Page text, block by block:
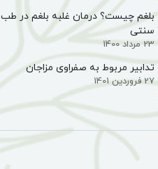
بلغم چیست؟ درمان غلبه بلغم در طب
سنتی
23 مرداد 1400
تدابیر مربوط به صفراوی مزاجان
27 فروردین 1401